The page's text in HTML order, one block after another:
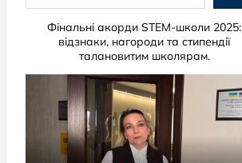
a
Фінальні акорди STEM-школи 2025:
відзнаки, нагороди та стипендії
талановитим школярам.